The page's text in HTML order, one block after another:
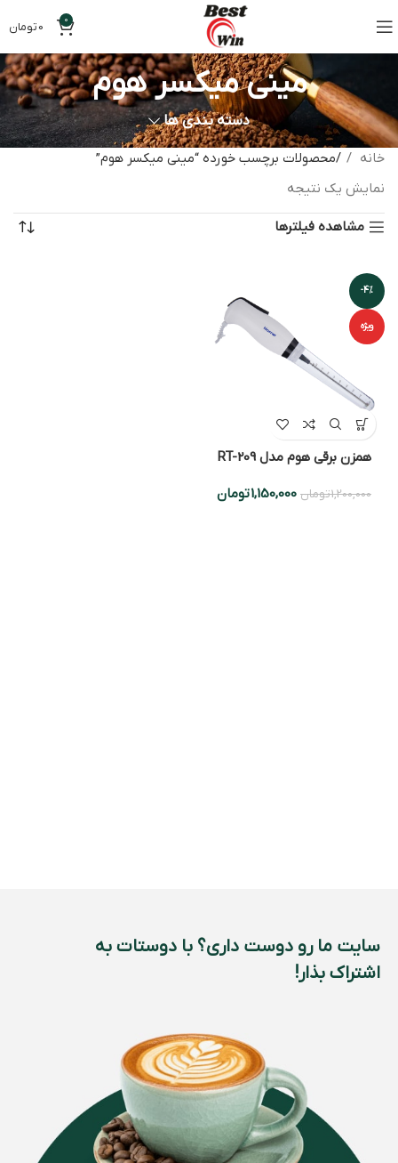
0
0تومان
مینی میکسر هوم
دسته بندی ها
خانه
محصولات برچسب خورده “مینی میکسر هوم”
نمایش یک نتیجه
مشاهده فیلترها
-4%
ویژه
همزن برقی هوم مدل RT-209
1,200,000تومان 1,150,000تومان
سایت ما رو دوست داری؟ با دوستات به
اشتراک بذار!